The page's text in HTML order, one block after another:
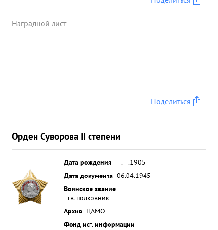
Наградной лист
Поделиться
Орден Суворова II степени
Дата рождения
__.__.1905
Дата документа 06.04.1945
Воинское звание
гв. полковник
Архив ЦАМО
Фонд ист. информации